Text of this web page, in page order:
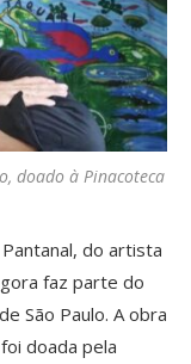
doado à Pinacoteca
do artista
faz parte do
São Paulo. A obra
doada pela